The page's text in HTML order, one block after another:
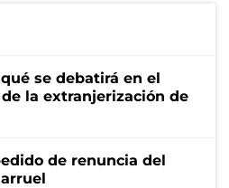
se debatirá en el
la extranjerización de
de renuncia del